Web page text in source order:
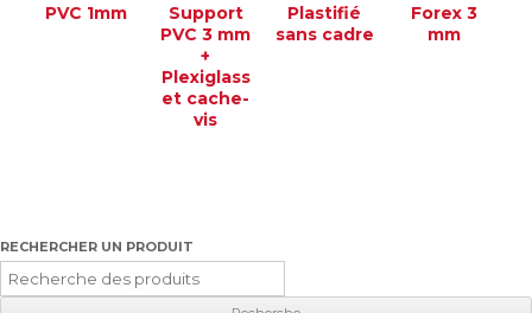
PVC 1mm
Support
PVC 3 mm
+
Plexiglass
et cache-
vis
Plastifié
sans cadre
Forex 3
mm
RECHERCHER UN PRODUIT
Recherche
pour
: